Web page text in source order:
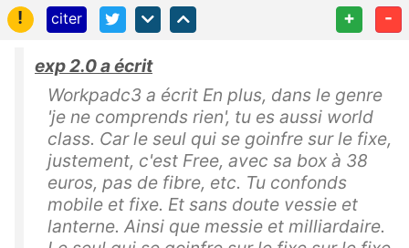
!
citer + -
exp 2.0 a écrit
Workpadc3 a écrit En plus, dans le genre
'je ne comprends rien', tu es aussi world
class. Car le seul qui se goinfre sur le fixe,
justement, c'est Free, avec sa box à 38
euros, pas de fibre, etc. Tu confonds
mobile et fixe. Et sans doute vessie et
lanterne. Ainsi que messie et milliardaire.